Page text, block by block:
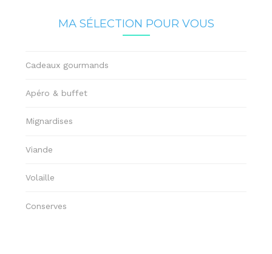
MA SÉLECTION POUR VOUS
Cadeaux gourmands
Apéro & buffet
Mignardises
Viande
Volaille
Conserves